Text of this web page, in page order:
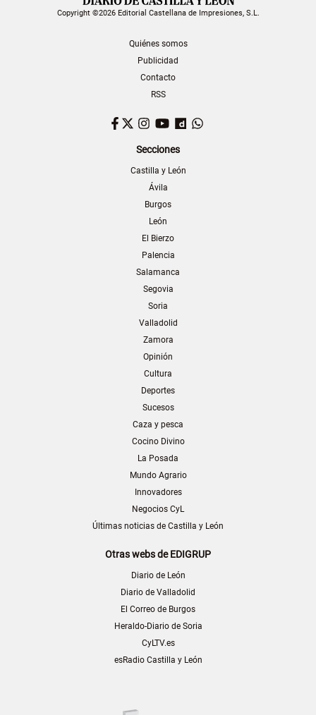
Copyright ©2026 Editorial Castellana de Impresiones, S.L.
Quiénes somos
Publicidad
Contacto
RSS
Facebook
TwitterInstagram
YouTubeDailymotion
Secciones
Castilla y León
Ávila
Burgos
León
El Bierzo
Palencia
Salamanca
Segovia
Soria
Valladolid
Zamora
Opinión
Cultura
Deportes
Sucesos
Caza y pesca
Cocino Divino
La Posada
Mundo Agrario
Innovadores
Negocios CyL
Últimas noticias de Castilla y León
Otras webs de EDIGRUP
Diario de León
Diario de Valladolid
El Correo de Burgos
Heraldo-Diario de Soria
CyLTV.es
esRadio Castilla y León